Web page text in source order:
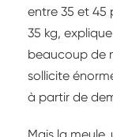
entre 35 et 45
35 kg,
beaucoup de
sollicite
à partir de
Mais la